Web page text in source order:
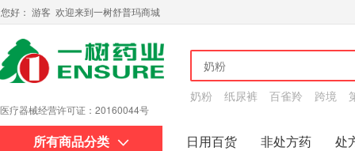
您好： 游客 欢迎来到一树舒普玛商城
互联网药品信息服务资格证书：黔20180015
奶粉 纸尿裤 百雀羚 跨境
所有商品分类 日用百货 非处方药
处